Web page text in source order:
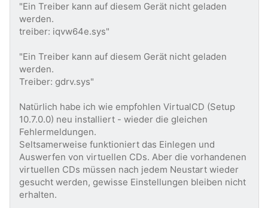
"Ein Treiber kann auf diesem Gerät nicht geladen
werden.
treiber: iqvw64e.sys"
"Ein Treiber kann auf diesem Gerät nicht geladen
werden.
Treiber: gdrv.sys"
Natürlich habe ich wie empfohlen VirtualCD (Setup
10.7.0.0) neu installiert - wieder die gleichen
Fehlermeldungen.
Seltsamerweise funktioniert das Einlegen und
Auswerfen von virtuellen CDs. Aber die vorhandenen
virtuellen CDs müssen nach jedem Neustart wieder
gesucht werden, gewisse Einstellungen bleiben nicht
erhalten.